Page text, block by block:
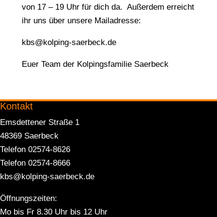
von 17 – 19 Uhr für dich da. Außerdem erreicht
ihr uns über unsere Mailadresse:
kbs@kolping-saerbeck.de
Euer Team der Kolpingsfamilie Saerbeck
Kontakt
Emsdettener Straße 1
48369 Saerbeck
Telefon 02574-8626
Telefon 02574-8666
kbs@kolping-saerbeck.de
Öffnungszeiten:
Mo bis Fr 8.30 Uhr bis 12 Uhr